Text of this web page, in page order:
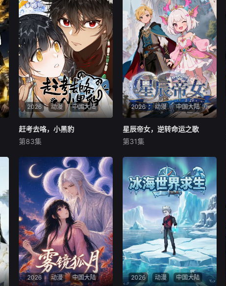
2026 动漫 中国大陆
赶考去咯，小黑豹
未知
“今年的状元一定是我！”土匪
头子的女儿龙瑶如是说。“就
凭你这种笨蛋？”小豹妖吭哧
吭哧地在一旁磨墨。在科考不
问性别、为官不看出身的盛世
大燕，每个书生都有一个这样
的状元梦。
赶考去咯，小黑豹
第83集
2026 动漫 中国大陆
未知
五大王国并立的世界里，龙族
在西方被误解为邪恶，实则心
怀正义。龙族公主伊格妮丝勇
敢率真，立志为族群正名，途
中邂逅伪装乖巧的王子维克
斯，二人从欢喜冤家变最佳搭
档。他们携手对抗黑魔法师与
阴谋，集结伙伴踏上环
星辰帝女，逆转命运之歌
第31集
2026 动漫 中国大陆 2026 动漫 中国大陆